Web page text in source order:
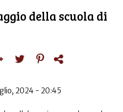
della scuola di
2024 - 20:45